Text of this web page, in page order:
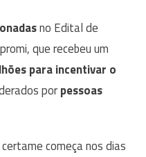
no Edital de
que recebeu um
para incentivar o
porpessoas
começa nos dias